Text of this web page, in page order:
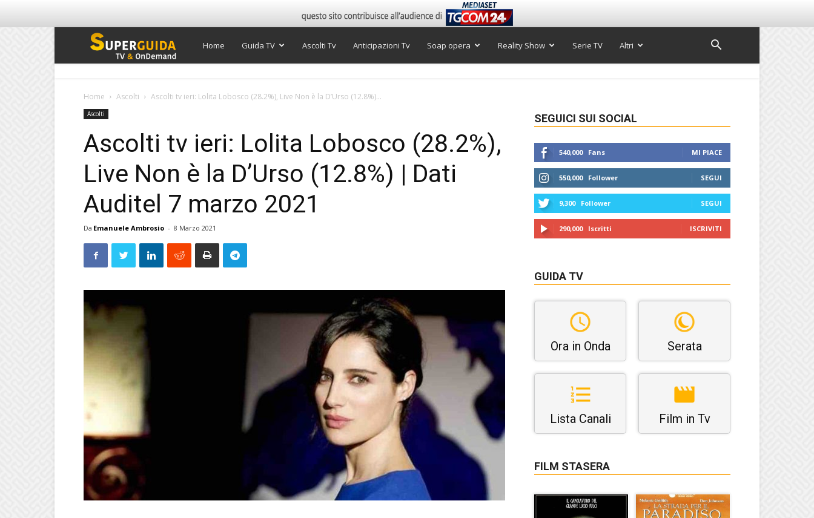
Super
Home Guida TV Ascolti Tv Anticipazioni Tv Soap opera Reality Show Serie TV Altri
Home Ascolti Ascolti tv ieri: Lolita Lobosco (28.2%), Live Non è la D’Urso (12.8%)...
Ascolti
Ascolti tv ieri: Lolita Lobosco (28.2%),
Live Non è la D’Urso (12.8%) | Dati
Auditel 7 marzo 2021
Da Emanuele Ambrosio - 8 Marzo 2021
SEGUICI SUI SOCIAL
540,000 Fans MI PIACE
550,000 Follower SEGUI
9,300 Follower SEGUI
290,000 Iscritti ISCRIVITI
GUIDA TV
Ora in Onda Serata
Lista Canali Film in Tv
FILM STASERA